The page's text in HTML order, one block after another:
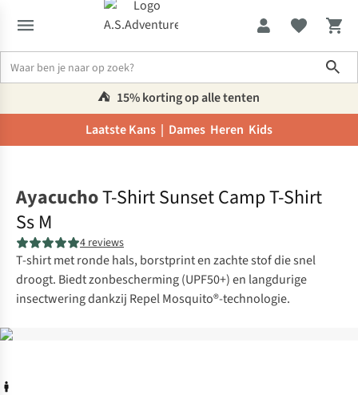
⛺️ 15% korting op alle tenten
Laatste Kans | Dames Heren Kids
AyacuchoT-Shirt Sunset Camp T-Shirt
Ss M
4 reviews
T-shirt met ronde hals, borstprint en zachte stof die snel
droogt. Biedt zonbescherming (UPF50+) en langdurige
insectwering dankzij Repel Mosquito®-technologie.